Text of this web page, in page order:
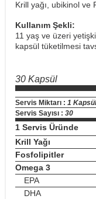
Krill yağı, ubikinol ve
Kullanım Şekli:
11 yaş ve üzeri
kapsül tüketilmesi
30 Kapsül
Servis Miktarı : 1 Kapsül
Servis Sayısı : 30
1 Servis Üründe
Krill Yağı
Fosfolipitler
Omega 3
EPA
DHA